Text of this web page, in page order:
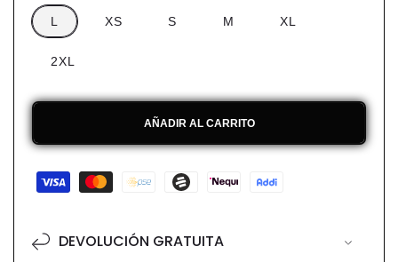
L XS S M XL
2XL
AÑADIR AL CARRITO
Formas
de
DEVOLUCIÓN GRATUITA